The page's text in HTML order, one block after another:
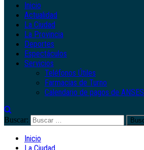
Inicio
Actualidad
La Ciudad
La Provincia
Deportes
Espectáculos
Servicios
Teléfonos Útiles
Farmacias de Turno
Calendario de pagos de ANSES
Buscar:
Inicio